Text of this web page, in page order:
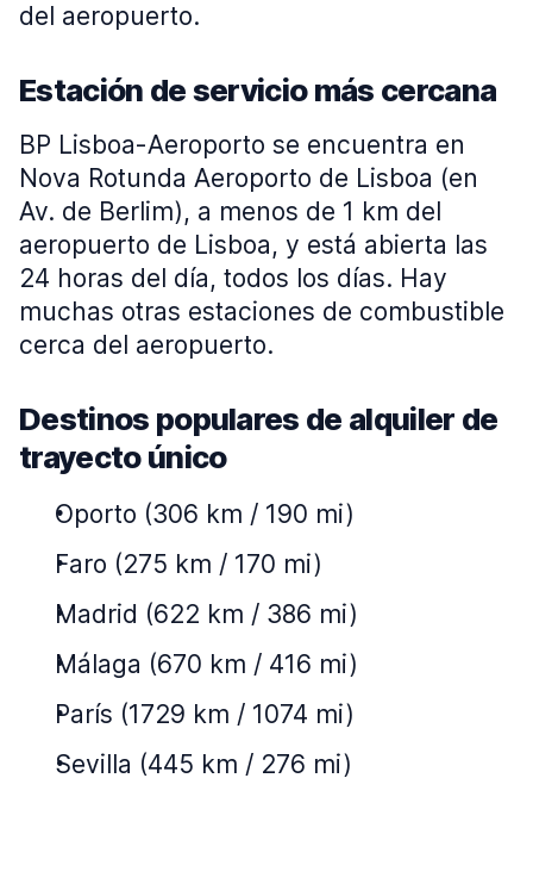
del aeropuerto.
Estación de servicio más cercana
BP Lisboa-Aeroporto se encuentra en
Nova Rotunda Aeroporto de Lisboa (en
Av. de Berlim), a menos de 1 km del
aeropuerto de Lisboa, y está abierta las
24 horas del día, todos los días. Hay
muchas otras estaciones de combustible
cerca del aeropuerto.
Destinos populares de alquiler de
trayecto único
Oporto (306 km / 190 mi)
Faro (275 km / 170 mi)
Madrid (622 km / 386 mi)
Málaga (670 km / 416 mi)
París (1729 km / 1074 mi)
Sevilla (445 km / 276 mi)